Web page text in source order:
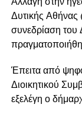
Δυτικής
συνεδρίαση του
Έπειτα από
Διοικητικού
εξελέγη ο